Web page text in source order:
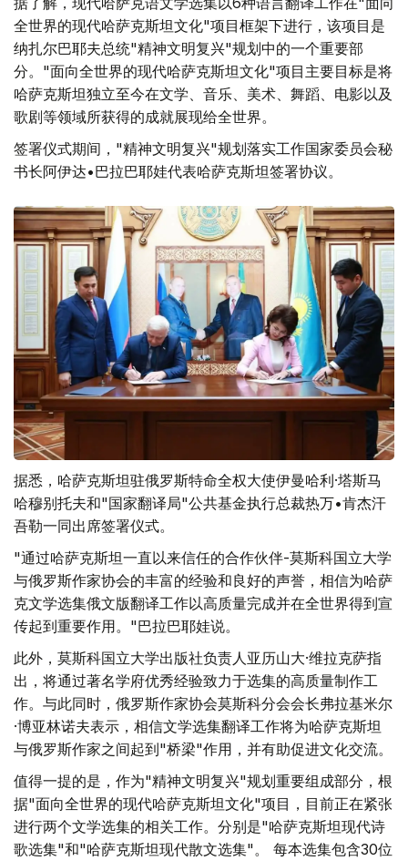
全世界的现代哈萨克斯坦文化"项目框架下进行，该项目是
纳扎尔巴耶夫总统"精神文明复兴"规划中的一个重要部
分。"面向全世界的现代哈萨克斯坦文化"项目主要目标是将
哈萨克斯坦独立至今在文学、音乐、美术、舞蹈、电影以及
歌剧等领域所获得的成就展现给全世界。
签署仪式期间，"精神文明复兴"规划落实工作国家委员会秘
书长阿伊达•巴拉巴耶娃代表哈萨克斯坦签署协议。
据悉，哈萨克斯坦驻俄罗斯特命全权大使伊曼哈利·塔斯马
哈穆别托夫和"国家翻译局"公共基金执行总裁热万•肯杰汗
吾勒一同出席签署仪式。
"通过哈萨克斯坦一直以来信任的合作伙伴-莫斯科国立大学
与俄罗斯作家协会的丰富的经验和良好的声誉，相信为哈萨
克文学选集俄文版翻译工作以高质量完成并在全世界得到宣
传起到重要作用。"巴拉巴耶娃说。
此外，莫斯科国立大学出版社负责人亚历山大·维拉克萨指
出，将通过著名学府优秀经验致力于选集的高质量制作工
作。与此同时，俄罗斯作家协会莫斯科分会会长弗拉基米尔
·博亚林诺夫表示，相信文学选集翻译工作将为哈萨克斯坦
与俄罗斯作家之间起到"桥梁"作用，并有助促进文化交流。
值得一提的是，作为"精神文明复兴"规划重要组成部分，根
据"面向全世界的现代哈萨克斯坦文化"项目，目前正在紧张
进行两个文学选集的相关工作。分别是"哈萨克斯坦现代诗
歌选集"和"哈萨克斯坦现代散文选集"。 每本选集包含30位